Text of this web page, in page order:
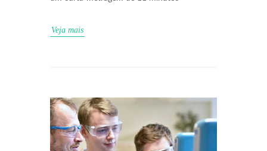
Veja mais